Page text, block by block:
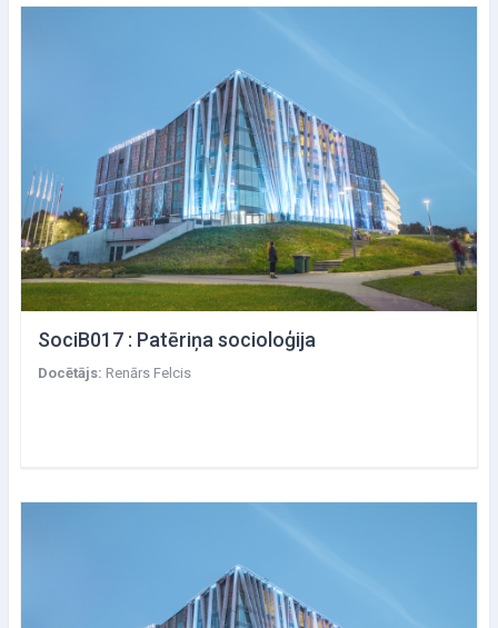
SociB017 : Patēriņa socioloģija
Docētājs: Renārs Felcis